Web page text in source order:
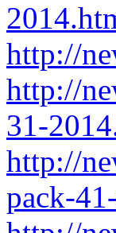
http://
http://
31-
http://
pack-